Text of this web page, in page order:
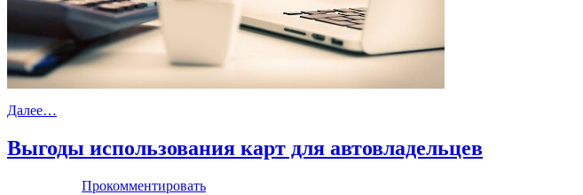
Далее…
Выгоды использования карт для автовладельцев
Прокомментировать